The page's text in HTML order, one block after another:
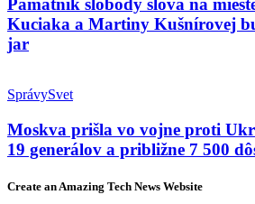
Kuciaka a Martiny Kušnírovej
jar
SprávySvet
Moskva prišla vo vojne proti
19 generálov a približne 7 500
Create an Amazing Tech News Website